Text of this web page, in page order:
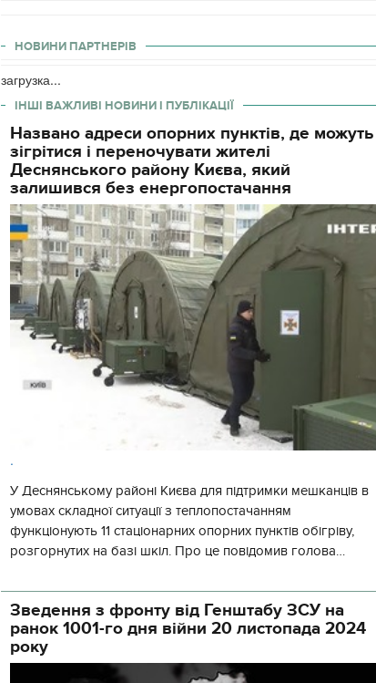
НОВИНИ ПАРТНЕРІВ
загрузка...
ІНШІ ВАЖЛИВІ НОВИНИ І ПУБЛІКАЦІЇ
Названо адреси опорних пунктів, де можуть
зігрітися і переночувати жителі
Деснянського району Києва, який
залишився без енергопостачання
.
У Деснянському районі Києва для підтримки мешканців в
умовах складної ситуації з теплопостачанням
функціонують 11 стаціонарних опорних пунктів обігріву,
розгорнутих на базі шкіл. Про це повідомив голова
Зведення з фронту від Генштабу ЗСУ на
ранок 1001-го дня війни 20 листопада 2024
року